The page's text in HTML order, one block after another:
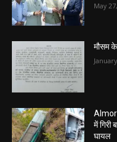
May
मौसम
में गिरी
घायल